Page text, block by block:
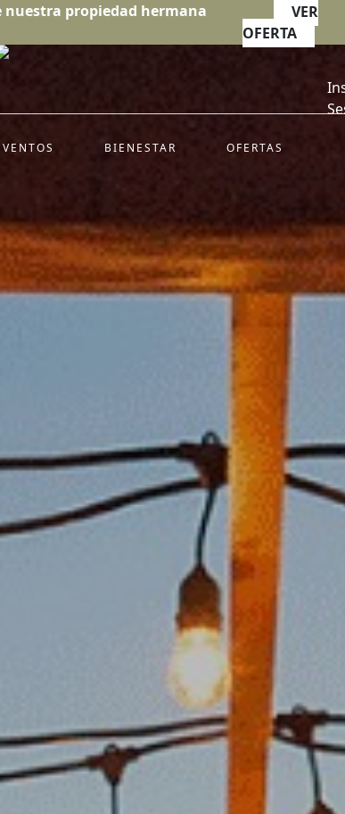
BIENESTAR OFERTAS
nuestra propiedad hermana
VER
OFERTA